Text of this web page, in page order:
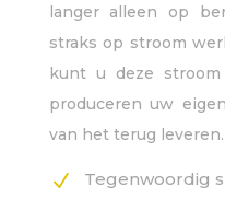
langer alleen op
straks op stroom
kunt u deze
produceren uw
van het terug leveren.
N Tegenwoordig